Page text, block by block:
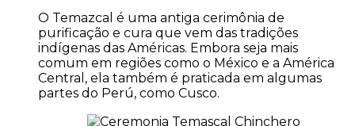
O Temazcal é uma antiga cerimônia de
purificação e cura que vem das tradições
indígenas das Américas. Embora seja mais
comum em regiões como o México e a América
Central, ela também é praticada em algumas
partes do Perú, como Cusco.